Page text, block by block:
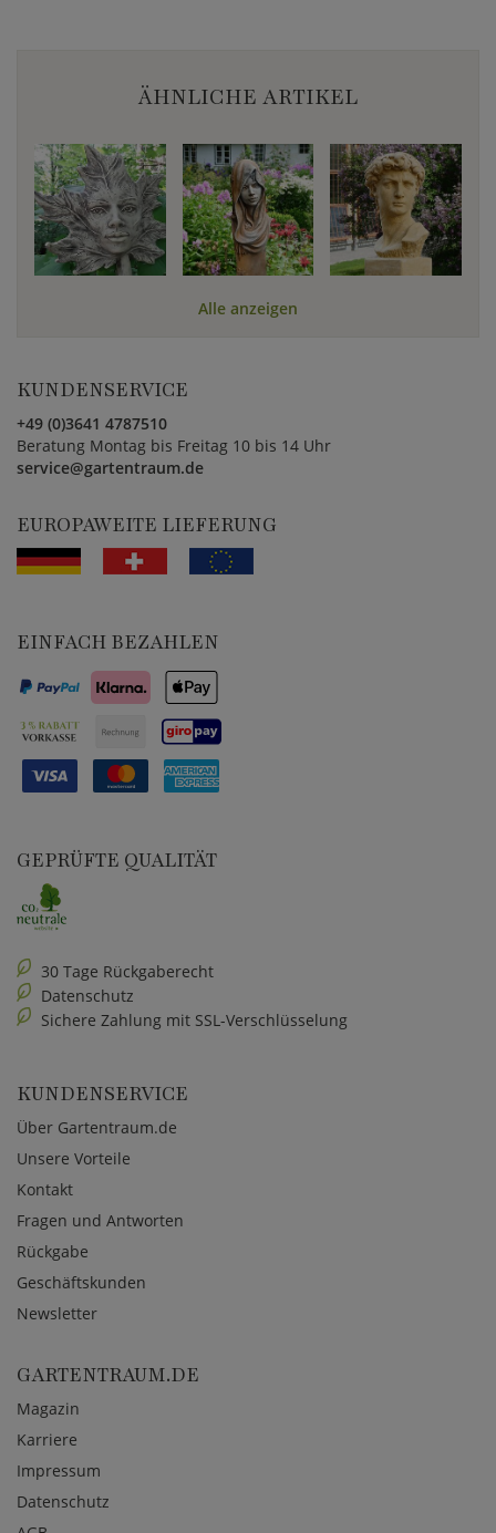
ÄHNLICHE ARTIKEL
Alle anzeigen
KUNDENSERVICE
+49 (0)3641 4787510
Beratung Montag bis Freitag 10 bis 14 Uhr
service@gartentraum.de
EUROPAWEITE LIEFERUNG
EINFACH BEZAHLEN
GEPRÜFTE QUALITÄT
30 Tage Rückgaberecht
Datenschutz
Sichere Zahlung mit SSL-Verschlüsselung
KUNDENSERVICE
Über Gartentraum.de
Unsere Vorteile
Kontakt
Fragen und Antworten
Rückgabe
Geschäftskunden
Newsletter
GARTENTRAUM.DE
Magazin
Karriere
Impressum
Datenschutz